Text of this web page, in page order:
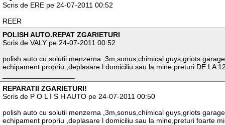
Scris de ERE pe 24-07-2011 00:52
REER
POLISH AUTO.REPAT ZGARIETURI
Scris de VALY pe 24-07-2011 00:52
polish auto cu solutii menzerna ,3m,sonus,chimical guys,griots
echipament propriu ,deplasare l domiciliu sau la mine,preturi DE LA
REPARATII ZGARIETURI!
Scris de P O L I S H AUTO pe 24-07-2011 00:50
polish auto cu solutii menzerna ,3m,sonus,chimical guys,griots
echipament propriu ,deplasare l domiciliu sau la mine,preturi foarte